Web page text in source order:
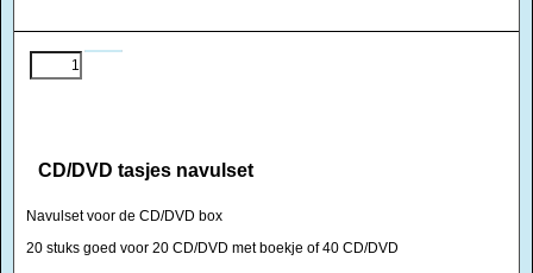
CD/DVD tasjes navulset
Navulset voor de CD/DVD box
20 stuks goed voor 20 CD/DVD met boekje of 40 CD/DVD